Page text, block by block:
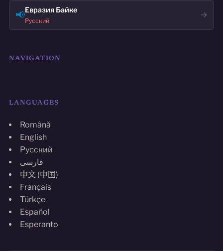
📢Евразия Байке
Русский
→
NAVIGATION
LANGUAGES
Română
English
Русский
فارسی
中文 (中国)
Français
Türkçe
Español
Esperanto